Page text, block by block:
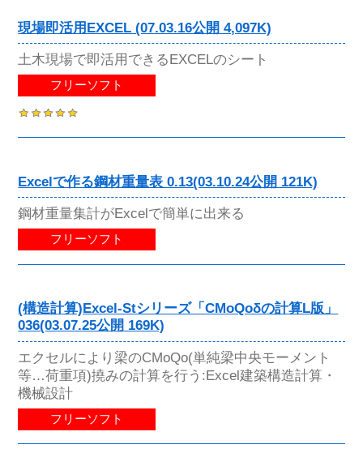
現場即活用EXCEL (07.03.16公開 4,097K)
土木現場で即活用できるEXCELのシート
フリーソフト
Excelで作る鋼材重量表 0.13(03.10.24公開 121K)
鋼材重量集計がExcelで簡単に出来る
フリーソフト
(構造計算)Excel-Stシリーズ「CMoQoδの計算L版」
036(03.07.25公開 169K)
エクセルにより梁のCMoQo(単純梁中央モーメント
等…荷重項)撓みの計算を行う:Excel建築構造計算・
機械設計
フリーソフト